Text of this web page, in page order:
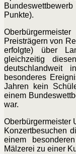
Punkte).
Preisträgern von
erfolgte) über
gleichzeitig
deutschlandweit
besonderes
Jahren kein
einem
war.
Oberbürgermeister
Konzertbesuchen
einem
Mälzerei zu einer